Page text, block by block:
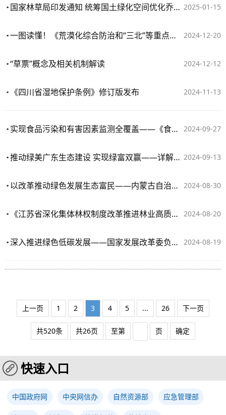
2025-01-15
国家林草局印发通知 统筹国土绿化空间优化乔灌草配置
2024-12-20
一图读懂！《荒漠化综合防治和“三北”等重点生态工程建设气象保障协同工作方案》
2024-12-12
“草票”概念及相关机制解读
2024-11-13
《四川省湿地保护条例》修订版发布
2024-09-27
实现食品污染和有害因素监测全覆盖——《食品安全国家标准 食品中污染物限量》国家标准应用解读
2024-09-13
推动绿美广东生态建设 实现绿富双赢——详解《广东省深化集体林权制度改革实施方案》
2024-08-30
以改革推动绿色发展生态富民——内蒙古自治区《关于深化集体林权制度改革的实施方案》政策解读
2024-08-20
《江苏省深化集体林权制度改革推进林业高质量发展实施方案》政策解读
2024-08-19
深入推进绿色低碳发展——国家发展改革委负责人就《关于加快经济社会发展全面绿色转型的意见》答记者问
上一页 1 2 3 4 5 ... 26 下一页
共520条 共26页 至第 页 确定
快速入口
中国政府网 中央网信办 自然资源部 应急管理部